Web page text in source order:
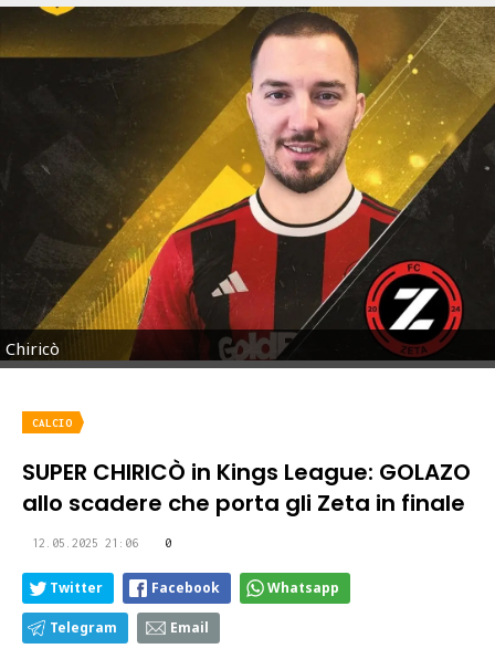
Chiricò
CALCIO
SUPER CHIRICÒ in Kings League: GOLAZO
allo scadere che porta gli Zeta in finale
12.05.2025 21:06 0
Twitter Facebook Whatsapp
Telegram Email